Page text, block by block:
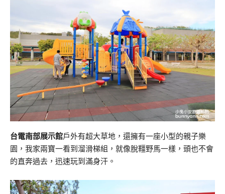
台電南部展示館戶外有超大草地，還擁有一座小型的親子樂
園，我家兩寶一看到溜滑梯組，就像脫韁野馬一樣，頭也不會
的直奔過去，迅速玩到滿身汗。